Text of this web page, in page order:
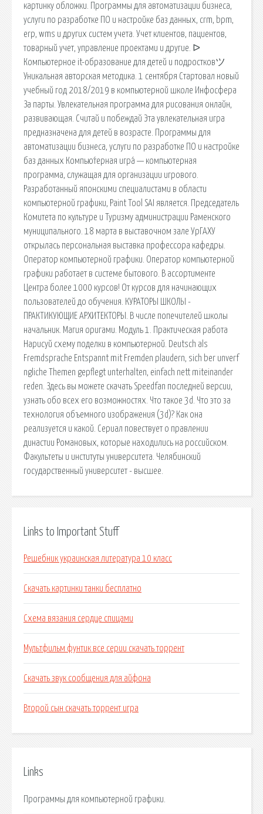
картинку обложки. Программы для автоматизации бизнеса,
услуги по разработке ПО и настройке баз данных, crm, bpm,
erp, wms и других систем учета. Учет клиентов, пациентов,
товарный учет, управление проектами и другие. ᐅ
Компьютерное it-образование для детей и подростковツ
Уникальная авторская методика. 1 сентября Стартовал новый
учебный год 2018/2019 в компьютерной школе Инфосфера
За парты. Увлекательная программа для рисования онлайн,
развивающая. Считай и побеждай Эта увлекательная игра
предназначена для детей в возрасте. Программы для
автоматизации бизнеса, услуги по разработке ПО и настройке
баз данных Компью́терная игра́ — компьютерная
программа, служащая для организации игрового.
Разработанный японскими специалистами в области
компьютерной графики, Paint Tool SAI является. Председатель
Комитета по культуре и Туризму администрации Раменского
муниципального. 18 марта в выставочном зале УрГАХУ
открылась персональная выставка профессора кафедры.
Оператор компьютерной графики. Оператор компьютерной
графики работает в системе бытового. В ассортименте
Центра более 1000 курсов! От курсов для начинающих
пользователей до обучения. КУРАТОРЫ ШКОЛЫ -
ПРАКТИКУЮЩИЕ АРХИТЕКТОРЫ. В числе попечителей школы
начальник. Магия оригами. Модуль 1. Практическая работа
Нарисуй схему поделки в компьютерной. Deutsch als
Fremdsprache Entspannt mit Fremden plaudern, sich ber unverf
ngliche Themen gepflegt unterhalten, einfach nett miteinander
reden. Здесь вы можете скачать Speedfan последней версии,
узнать обо всех его возможностях. Что такое 3d. Что это за
технология объемного изображения (3d)? Как она
реализуется и какой. Сериал повествует о правлении
династии Романовых, которые находились на российском.
Факультеты и институты университета. Челябинский
государственный университет - высшее.
Links to Important Stuff
Решебник украинская литература 10 класс
Скачать картинки танки бесплатно
Схема вязания сердце спицами
Мультфильм фунтик все серии скачать торрент
Скачать звук сообщения для айфона
Второй сын скачать торрент игра
Links
Программы для компьютерной графики.